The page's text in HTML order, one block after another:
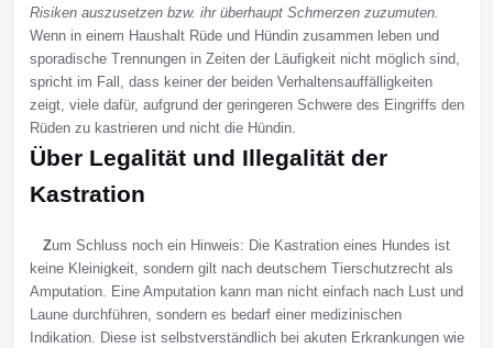
Risiken auszusetzen bzw. ihr überhaupt Schmerzen zuzumuten.
Wenn in einem Haushalt Rüde und Hündin zusammen leben und
sporadische Trennungen in Zeiten der Läufigkeit nicht möglich sind,
spricht im Fall, dass keiner der beiden Verhaltensauffälligkeiten
zeigt, viele dafür, aufgrund der geringeren Schwere des Eingriffs den
Rüden zu kastrieren und nicht die Hündin.
Über Legalität und Illegalität der
Kastration
Zum Schluss noch ein Hinweis: Die Kastration eines Hundes ist
keine Kleinigkeit, sondern gilt nach deutschem Tierschutzrecht als
Amputation. Eine Amputation kann man nicht einfach nach Lust und
Laune durchführen, sondern es bedarf einer medizinischen
Indikation. Diese ist selbstverständlich bei akuten Erkrankungen wie